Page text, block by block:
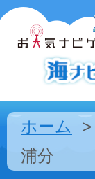
ホーム
浦分